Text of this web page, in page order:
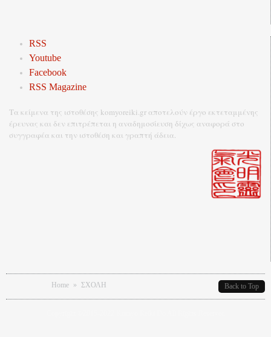
RSS
Youtube
Facebook
RSS Magazine
Τα κείμενα της ιστοθέσης komyoreiki.gr αποτελούν έργο εκτεταμμένης
έρευνας και δεν επιτρέπεται η αναδημοσίευση δίχως αναφορά στο
συγγραφέα και την ιστοθέση και γραπτή άδεια.
Home » ΣΧΟΛΗ Back to Top